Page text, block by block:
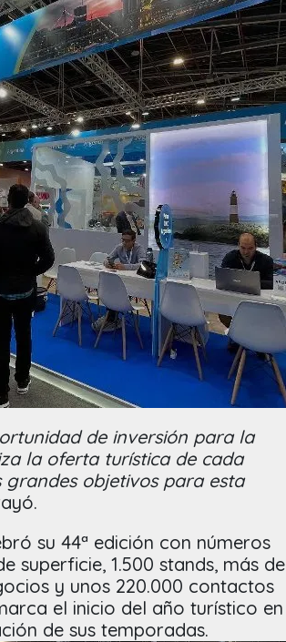
de inversión para la
la oferta turística de cada
grandes objetivos para esta
su 44ª edición con números
superficie, 1.500 stands, más de
y unos 220.000 contactos
el inicio del año turístico en
de sus temporadas.